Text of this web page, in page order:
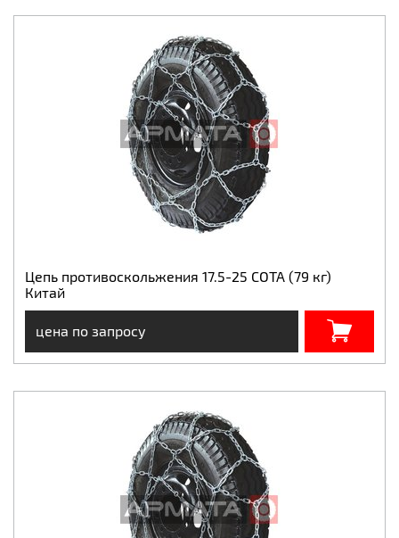
Цепь противоскольжения 17.5-25 СОТА (79 кг)
Китай
цена по запросу